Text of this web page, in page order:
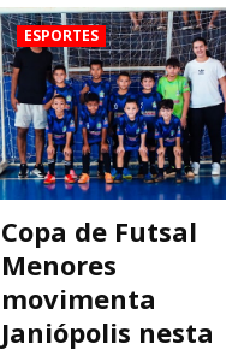
ESPORTES
Copa de Futsal
Menores
movimenta
Janiópolis nesta